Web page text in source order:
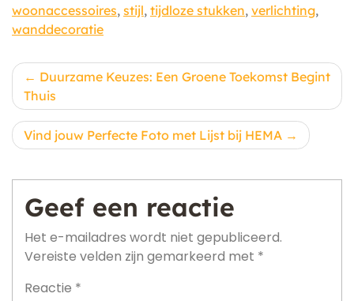
woonaccessoires, stijl, tijdloze stukken, verlichting,
wanddecoratie
Berichtnavigatie
Duurzame Keuzes: Een Groene Toekomst Begint
Thuis
Vind jouw Perfecte Foto met Lijst bij HEMA
Geef een reactie
Het e-mailadres wordt niet gepubliceerd.
Vereiste velden zijn gemarkeerd met *
Reactie *